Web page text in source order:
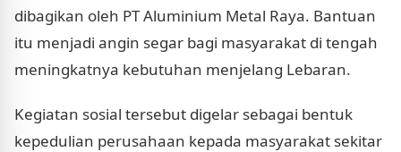
dibagikan oleh PT Aluminium Metal Raya. Bantuan
itu menjadi angin segar bagi masyarakat di tengah
meningkatnya kebutuhan menjelang Lebaran.
Kegiatan sosial tersebut digelar sebagai bentuk
kepedulian perusahaan kepada masyarakat sekitar